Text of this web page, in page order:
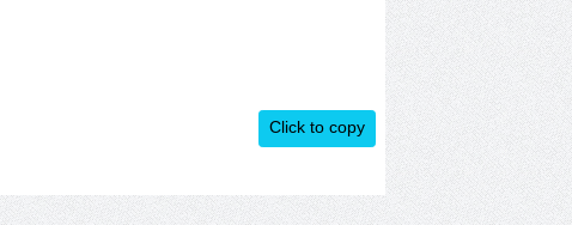
Click to copy